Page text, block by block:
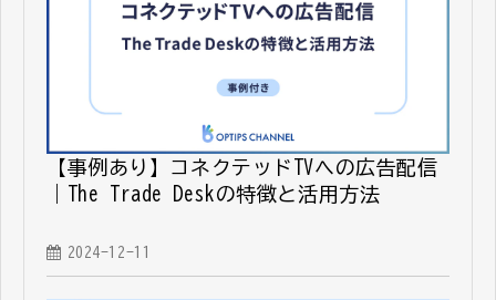
【事例あり】コネクテッドTVへの広告配信
｜The Trade Deskの特徴と活用方法
2024-12-11